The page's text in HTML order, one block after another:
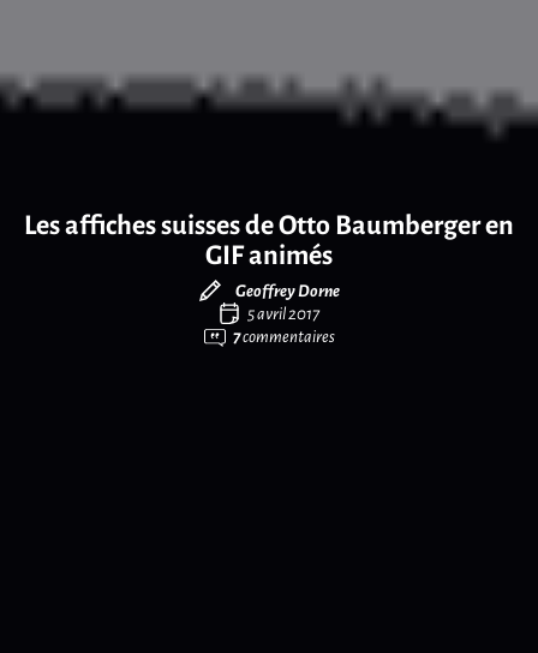
Les affiches suisses de Otto Baumberger en
GIF animés
Geoffrey Dorne
5 avril 2017
7commentaires